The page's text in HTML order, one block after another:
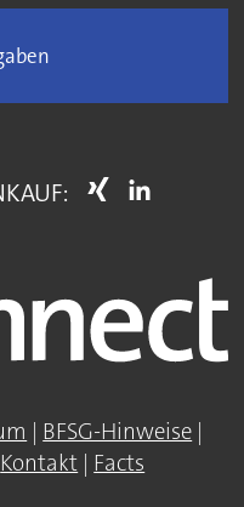
| BFSG-Hinweise |
Kontakt | Facts